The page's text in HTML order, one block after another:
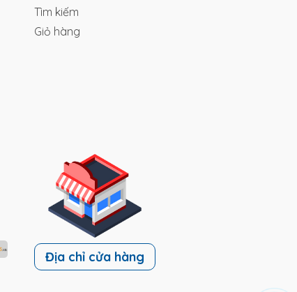
Tìm kiếm
Giỏ hàng
Địa chỉ cửa hàng